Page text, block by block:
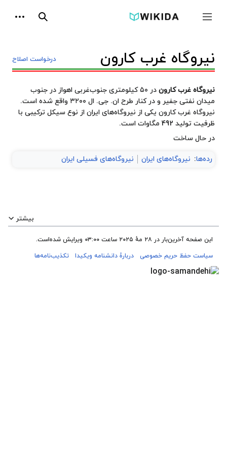
جمع و باز کردن نوار کناری جستجو
درخواست اصلاح نیروگاه غرب کارون
نیروگاه غرب کارون
در ۵۰ کیلومتری جنوب‌غربی اهواز در جنوب
میدان نفتی جفیر و در کنار طرح ان. جی. ال ۳۲۰۰ واقع شده است.
نیروگاه غرب کارون یکی از نیروگاه‌های ایران از نوع سیکل ترکیبی با
ظرفیت تولید 492 مگاوات است.
در حال ساخت
رده‌ها: نیروگاه‌های ایران نیروگاه‌های فسیلی ایران
بیشتر
این صفحه آخرین‌بار در ‏۲۸ مهٔ ۲۰۲۵ ساعت ‏۰۳:۰۰ ویرایش شده‌است.
سیاست حفظ حریم خصوصی
دربارهٔ دانشنامه ویکیدا تکذیب‌نامه‌ها